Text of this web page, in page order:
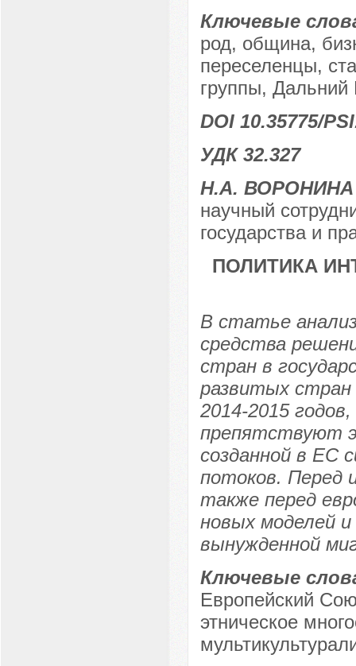
Ключевые
род, община,
переселенцы,
группы,
DOI 10.35775/
УДК 32.327
Н.А. ВОРОНИНА
научный
государства и
ПОЛИТИКА
В статье
средства
стран в
развитых стран
2014-2015
препятствуют
созданной в ЕС
потоков. Перед
также перед
новых моделей
вынужденной
Ключевые
Европейский
этническое